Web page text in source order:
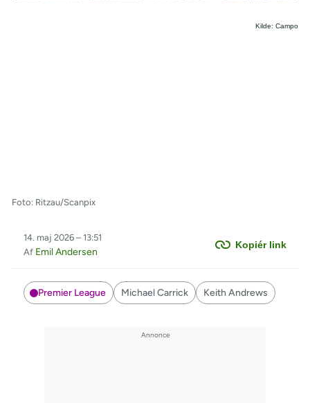
Kilde: Campo
Foto: Ritzau/Scanpix
Kopiér link
14. maj 2026 – 13:51
Af Emil Andersen
Premier League Michael Carrick Keith Andrews